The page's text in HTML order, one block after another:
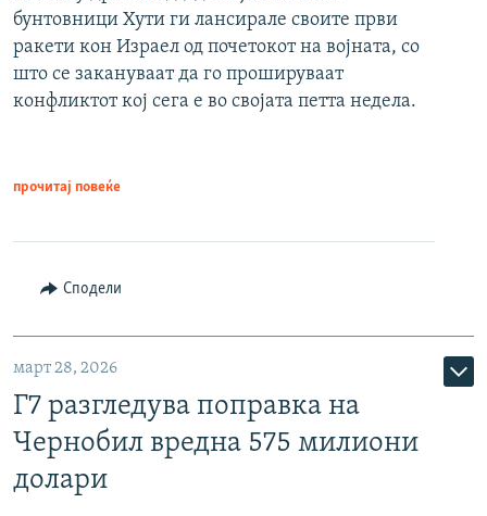
бунтовници Хути ги лансирале своите први
ракети кон Израел од почетокот на војната, со
што се закануваат да го прошируваат
конфликтот кој сега е во својата петта недела.
прочитај повеќе
Сподели
март 28, 2026
Г7 разгледува поправка на
Чернобил вредна 575 милиони
долари